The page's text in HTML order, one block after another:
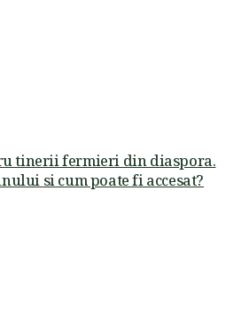
tinerii fermieri din diaspora.
si cum poate fi accesat?